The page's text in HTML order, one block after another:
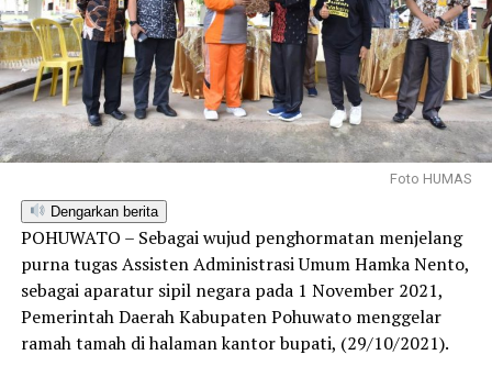
Foto HUMAS
Dengarkan berita
POHUWATO – Sebagai wujud penghormatan menjelang
purna tugas Assisten Administrasi Umum Hamka Nento,
sebagai aparatur sipil negara pada 1 November 2021,
Pemerintah Daerah Kabupaten Pohuwato menggelar
ramah tamah di halaman kantor bupati, (29/10/2021).